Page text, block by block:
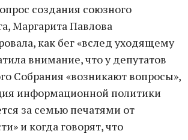
создания союзного
Маргарита Павлова
как бег «вслед уходящему
внимание, что у депутатов
Собрания «возникают вопросы»,
информационной политики
за семью печатями от
и когда говорят, что